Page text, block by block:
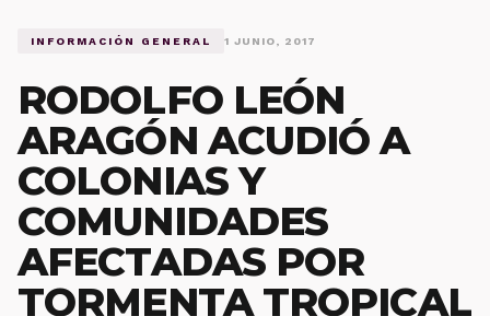
INFORMACIÓN GENERAL 1 JUNIO, 2017
RODOLFO LEÓN
ARAGÓN ACUDIÓ A
COLONIAS Y
COMUNIDADES
AFECTADAS POR
TORMENTA TROPICAL